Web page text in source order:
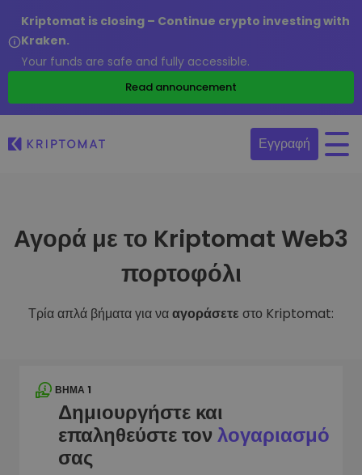
Kriptomat is closing – Continue crypto investing with
Kraken.
Your funds are safe and fully accessible.
Read announcement
Εγγραφή
Αγορά με το Kriptomat Web3
πορτοφόλι
Τρία απλά βήματα για νααγοράσετε στο Kriptomat:
ΒΉΜΑ 1
Δημιουργήστε και
επαληθεύστε τονλογαριασμό
σας